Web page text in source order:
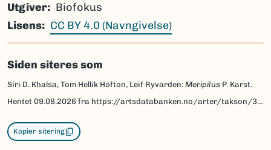
Utgiver
Biofokus
Lisens
CC BY 4.0 (Navngivelse)
Siden siteres som
Siri D. Khalsa, Tom Hellik Hofton, Leif Ryvarden: Meripilus P. Karst.
Hentet 09.08.2026 fra https://artsdatabanken.no/arter/takson/39727/beskrivelse
Kopier sitering